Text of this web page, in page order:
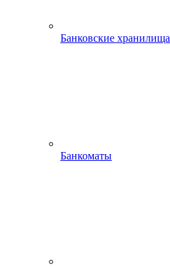
Банковские хранилища
Банкоматы